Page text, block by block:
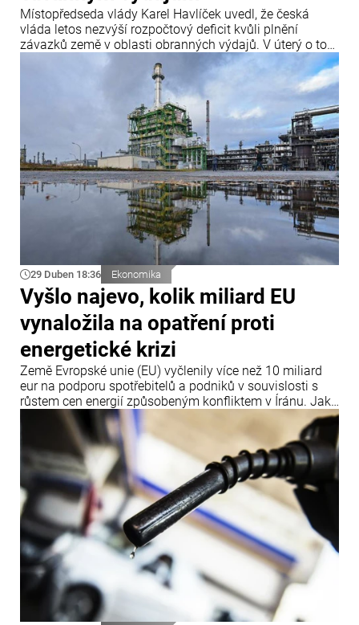
Místopředseda vlády Karel Havlíček uvedl, že česká
vláda letos nezvýší rozpočtový deficit kvůli plnění
závazků země v oblasti obranných výdajů. V úterý o tom
informoval server Novinky.cz.
29 Duben 18:36 Ekonomika
Vyšlo najevo, kolik miliard EU
vynaložila na opatření proti
energetické krizi
Země Evropské unie (EU) vyčlenily více než 10 miliard
eur na podporu spotřebitelů a podniků v souvislosti s
růstem cen energií způsobeným konfliktem v Íránu. Jak
uvádí agentura Bloomberg, informace byly zveřejněny
28. dubna.